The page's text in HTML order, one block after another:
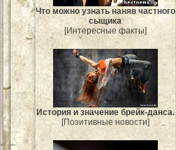
Что можно узнать наняв частного
сыщика
[Интересные факты]
История и значение брейк-данса.
[Позитивные новости]